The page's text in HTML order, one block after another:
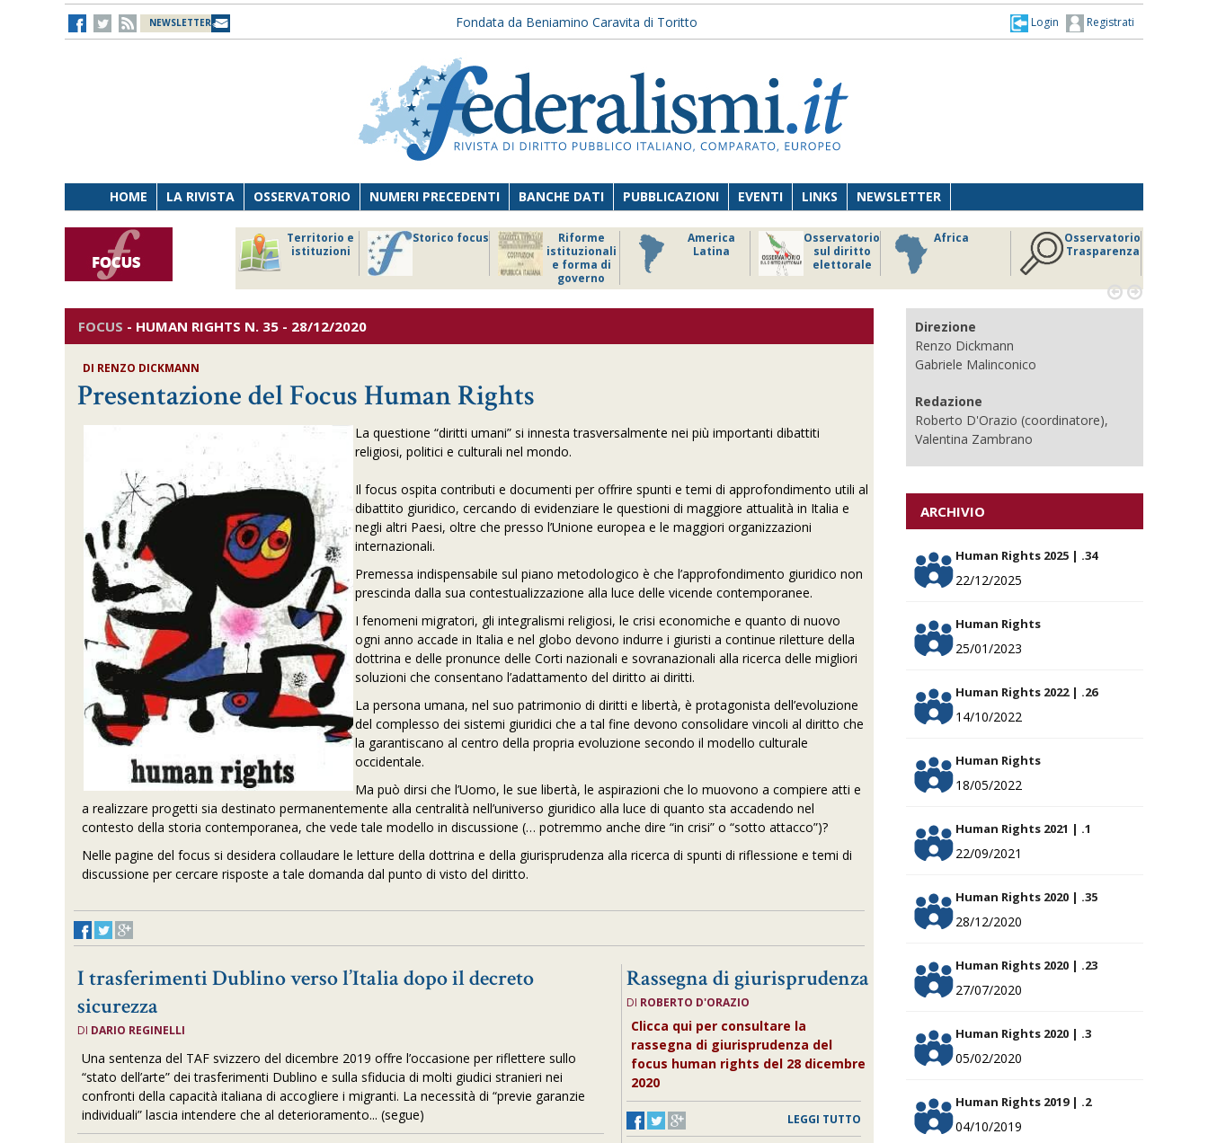
NEWSLETTER Fondata da Beniamino Caravita di Toritto Registrati
Login
HOME LA RIVISTA OSSERVATORIO NUMERI PRECEDENTI BANCHE DATI PUBBLICAZIONI EVENTI LINKS NEWSLETTER
Territorio e
istituzioni
Storico focus
Riforme
istituzionali
e forma di
governo
America
Latina
Osservatorio
sul diritto
elettorale
Africa
Osservatorio
Trasparenza
 
FOCUS - HUMAN RIGHTS N. 35 - 28/12/2020
DI RENZO DICKMANN
Presentazione del Focus Human Rights
La questione “diritti umani” si innesta trasversalmente nei più importanti dibattiti
religiosi, politici e culturali nel mondo.
Il focus ospita contributi e documenti per offrire spunti e temi di approfondimento utili al
dibattito giuridico, cercando di evidenziare le questioni di maggiore attualità in Italia e
negli altri Paesi, oltre che presso l’Unione europea e le maggiori organizzazioni
internazionali.
Premessa indispensabile sul piano metodologico è che l’approfondimento giuridico non
prescinda dalla sua contestualizzazione alla luce delle vicende contemporanee.
I fenomeni migratori, gli integralismi religiosi, le crisi economiche e quanto di nuovo
ogni anno accade in Italia e nel globo devono indurre i giuristi a continue riletture della
dottrina e delle pronunce delle Corti nazionali e sovranazionali alla ricerca delle migliori
soluzioni che consentano l’adattamento del diritto ai diritti.
La persona umana, nel suo patrimonio di diritti e libertà, è protagonista dell’evoluzione
del complesso dei sistemi giuridici che a tal fine devono consolidare vincoli al diritto che
la garantiscano al centro della propria evoluzione secondo il modello culturale
occidentale.
Ma può dirsi che l’Uomo, le sue libertà, le aspirazioni che lo muovono a compiere atti e
a realizzare progetti sia destinato permanentemente alla centralità nell’universo giuridico alla luce di quanto sta accadendo nel
contesto della storia contemporanea, che vede tale modello in discussione (… potremmo anche dire “in crisi” o “sotto attacco”)?
Nelle pagine del focus si desidera collaudare le letture della dottrina e della giurisprudenza alla ricerca di spunti di riflessione e temi di
discussione per cercare risposte a tale domanda dal punto di visto del diritto.
I trasferimenti Dublino verso l’Italia dopo il decreto
sicurezza
DI DARIO REGINELLI
Una sentenza del TAF svizzero del dicembre 2019 offre l’occasione per riflettere sullo
“stato dell’arte” dei trasferimenti Dublino e sulla sfiducia di molti giudici stranieri nei
confronti della capacità italiana di accogliere i migranti. La necessità di “previe garanzie
individuali” lascia intendere che al deterioramento... (segue)
Rassegna di giurisprudenza
DI ROBERTO D'ORAZIO
Clicca qui per consultare la
rassegna di giurisprudenza del
focus human rights del 28 dicembre
2020
LEGGI TUTTO
Direzione
Renzo Dickmann
Gabriele Malinconico
Redazione
Roberto D'Orazio (coordinatore),
Valentina Zambrano
ARCHIVIO
Human Rights 2025 | .34
22/12/2025
Human Rights
25/01/2023
Human Rights 2022 | .26
14/10/2022
Human Rights
18/05/2022
Human Rights 2021 | .1
22/09/2021
Human Rights 2020 | .35
28/12/2020
Human Rights 2020 | .23
27/07/2020
Human Rights 2020 | .3
05/02/2020
Human Rights 2019 | .2
04/10/2019